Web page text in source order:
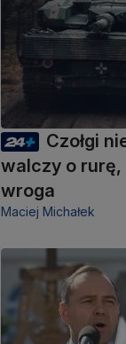
Czołgi
walczy o
wroga
Maciej Michałek